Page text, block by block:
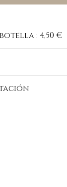
: 4,50 €
de uva fresca,